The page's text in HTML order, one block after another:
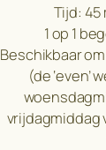
Tijd: 45
1 op 1
Beschikbaar
(de ‘even’
vrijdagmiddag